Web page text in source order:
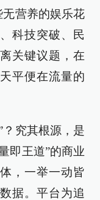
无营养的娱乐花
科技突破、民
关键议题，在
平便在流量的
究其根源，是
即王道”的商业
，一举一动皆
据。平台为追